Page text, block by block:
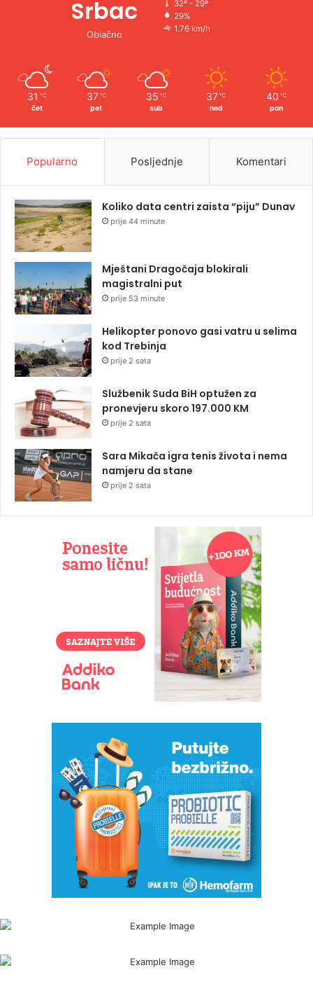
Srbac
Oblačno
32º - 29º
29%
1.76 km/h
31 ℃
čet
37 ℃
pet
35 ℃
sub
37 ℃
ned
40 ℃
pon
Popularno Posljednje Komentari
Koliko data centri zaista “piju” Dunav
prije 44 minute
Mještani Dragočaja blokirali
magistralni put
prije 53 minute
Helikopter ponovo gasi vatru u selima
kod Trebinja
prije 2 sata
Službenik Suda BiH optužen za
pronevjeru skoro 197.000 KM
prije 2 sata
Sara Mikača igra tenis života i nema
namjeru da stane
prije 2 sata